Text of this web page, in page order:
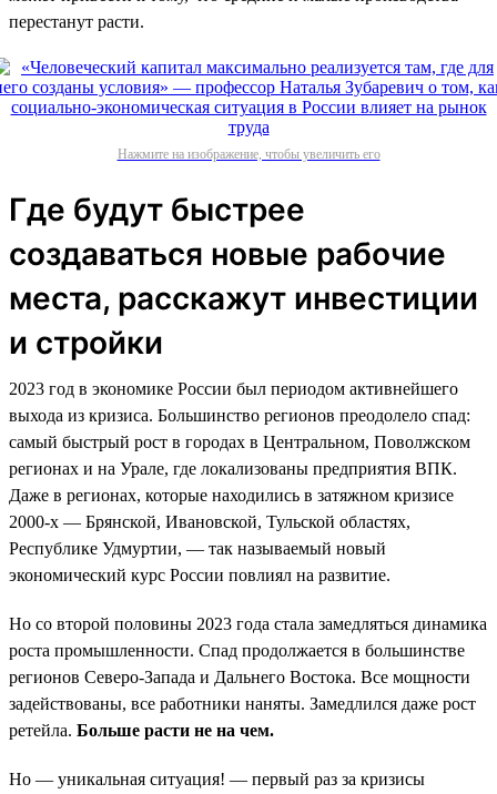
перестанут расти.
Нажмите на изображение, чтобы увеличить его
Где будут быстрее
создаваться новые рабочие
места, расскажут инвестиции
и стройки
2023 год в экономике России был периодом активнейшего
выхода из кризиса. Большинство регионов преодолело спад:
самый быстрый рост в городах в Центральном, Поволжском
регионах и на Урале, где локализованы предприятия ВПК.
Даже в регионах, которые находились в затяжном кризисе
2000-х — Брянской, Ивановской, Тульской областях,
Республике Удмуртии, — так называемый новый
экономический курс России повлиял на развитие.
Но со второй половины 2023 года стала замедляться динамика
роста промышленности. Спад продолжается в большинстве
регионов Северо-Запада и Дальнего Востока. Все мощности
задействованы, все работники наняты. Замедлился даже рост
ретейла. Больше расти не на чем.
Но — уникальная ситуация! — первый раз за кризисы